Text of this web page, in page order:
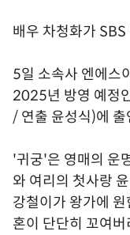
배우 차청화가
5일 소속사 엔에스
2025년 방영 예정
/ 연출 윤성식)에 출
'귀궁'은 영매의 운
와 여리의 첫사랑
강철이가 왕가에
혼이 단단히 꼬여버